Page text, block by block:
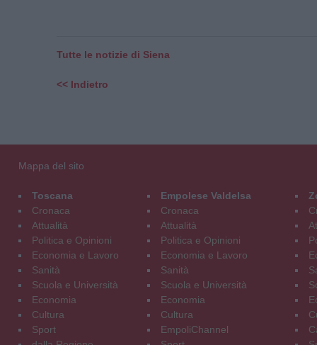
Tutte le notizie di Siena
<< Indietro
Mappa del sito
Toscana
Cronaca
Attualità
Politica e Opinioni
Economia e Lavoro
Sanità
Scuola e Università
Economia
Cultura
Sport
Empolese Valdelsa
Cronaca
Attualità
Politica e Opinioni
Economia e Lavoro
Sanità
Scuola e Università
Economia
Cultura
EmpoliChannel